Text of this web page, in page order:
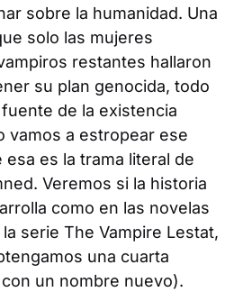
sobre la humanidad. Una
solo las mujeres
restantes hallaron
su plan genocida, todo
de la existencia
vamos a estropear ese
es la trama literal de
. Veremos si la historia
como en las novelas
serie The Vampire Lestat,
una cuarta
un nombre nuevo).